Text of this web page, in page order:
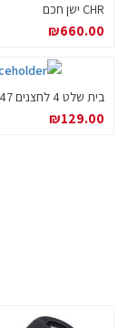
CHR ישן חכם
₪660.00
בית שלט 4 לחצנים TOY47
₪129.00